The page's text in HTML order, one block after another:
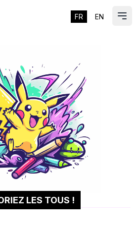
FR EN ES
LES TOUS !